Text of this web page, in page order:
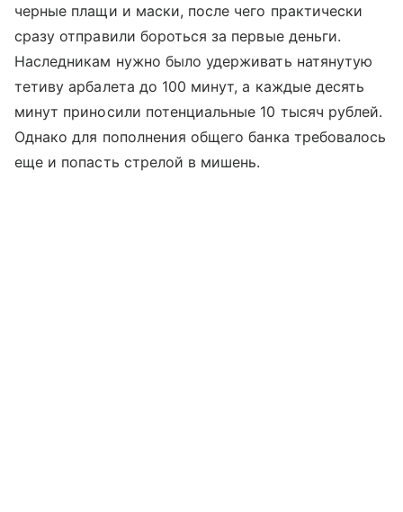
черные плащи и маски, после чего практически
сразу отправили бороться за первые деньги.
Наследникам нужно было удерживать натянутую
тетиву арбалета до 100 минут, а каждые десять
минут приносили потенциальные 10 тысяч рублей.
Однако для пополнения общего банка требовалось
еще и попасть стрелой в мишень.